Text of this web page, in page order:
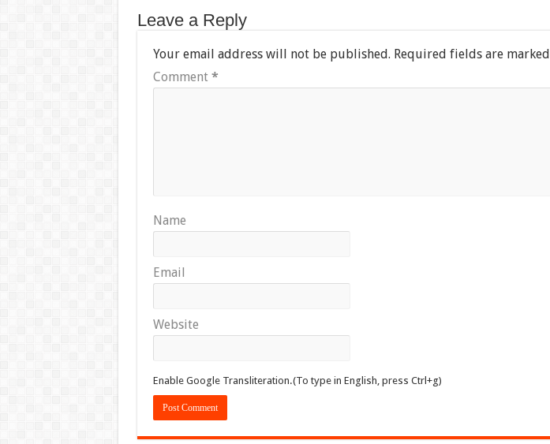
Leave a Reply
Your email address will not be published. Required fields are marked
Comment *
Name
Email
Website
Enable Google Transliteration.(To type in English, press Ctrl+g)